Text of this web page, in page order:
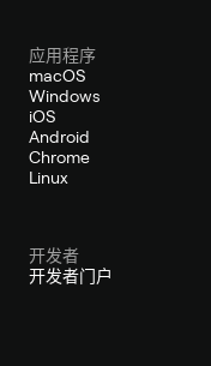
应用程序
macOS
Windows
iOS
Android
Chrome
Linux
开发者
开发者门户